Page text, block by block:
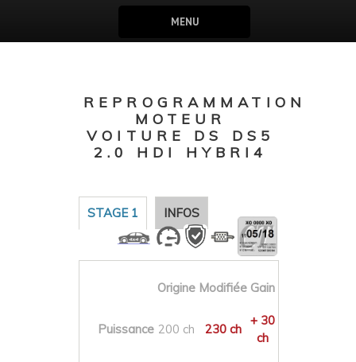
MENU
REPROGRAMMATION
MOTEUR
VOITURE DS DS5
2.0 HDI HYBRI4
STAGE 1 INFOS
Origine Modifiée Gain
Puissance 200 ch 230 ch
+ 30
ch